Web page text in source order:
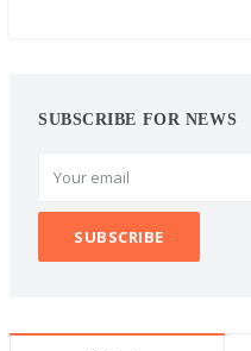
SUBSCRIBE FOR NEWS